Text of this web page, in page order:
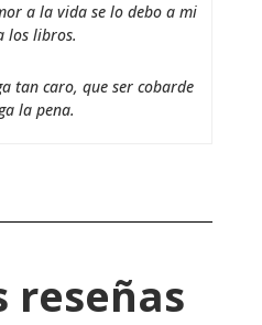
a la vida se lo debo a mi
los libros.
tan caro, que ser cobarde
la pena.
reseñas